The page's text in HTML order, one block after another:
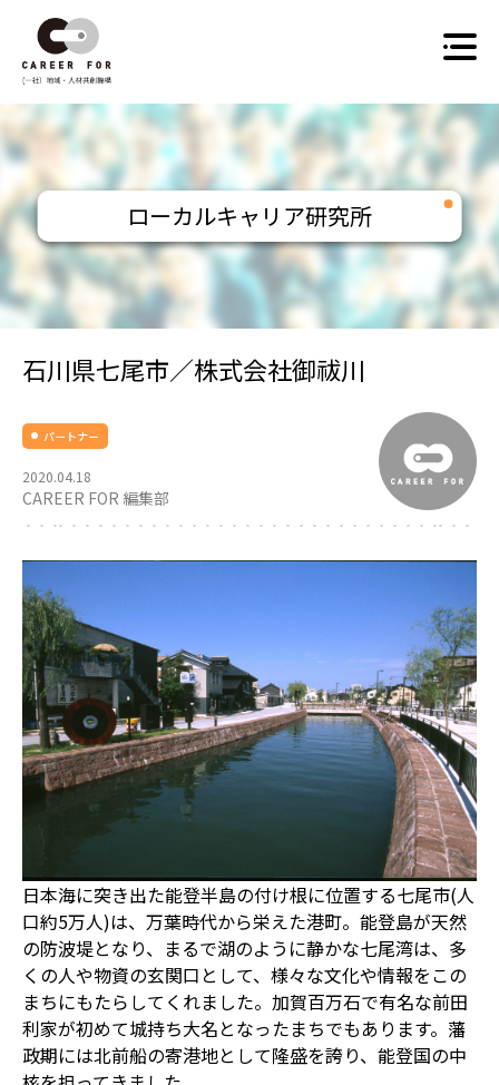
content
ローカルキャリア研究所
石川県七尾市／株式会社御祓川
パートナー
2020.04.18
CAREER FOR 編集部
日本海に突き出た能登半島の付け根に位置する七尾市(人
口約5万人)は、万葉時代から栄えた港町。能登島が天然
の防波堤となり、まるで湖のように静かな七尾湾は、多
くの人や物資の玄関口として、様々な文化や情報をこの
まちにもたらしてくれました。加賀百万石で有名な前田
利家が初めて城持ち大名となったまちでもあります。藩
政期には北前船の寄港地として隆盛を誇り、能登国の中